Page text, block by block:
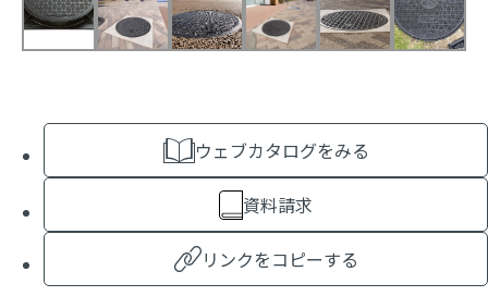
ウェブカタログをみる
資料請求
リンクをコピーする